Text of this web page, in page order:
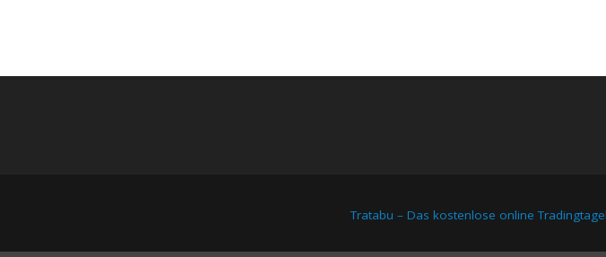
Tratabu – Das kostenlose online